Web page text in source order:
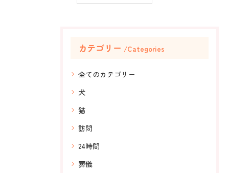
カテゴリー Categories
全てのカテゴリー
犬
猫
訪問
24時間
葬儀